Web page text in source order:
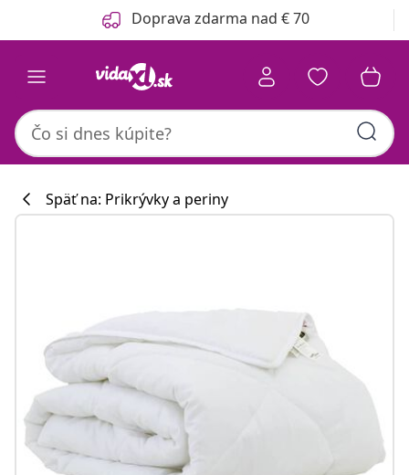
Predchádzajúce Doprava zdarma nad € 70
Späť na: Prikrývky a periny